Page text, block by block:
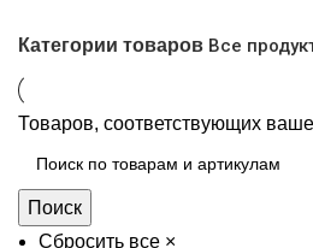
Категории товаров Все
Товаров, соответствующих
Поиск
Сбросить все ×